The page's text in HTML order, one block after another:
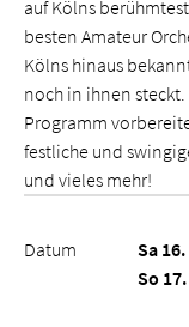
auf Kölns
besten Amateur
Kölns hinaus
noch in ihnen
Programm
festliche und
und vieles mehr!
Datum
Sa
So